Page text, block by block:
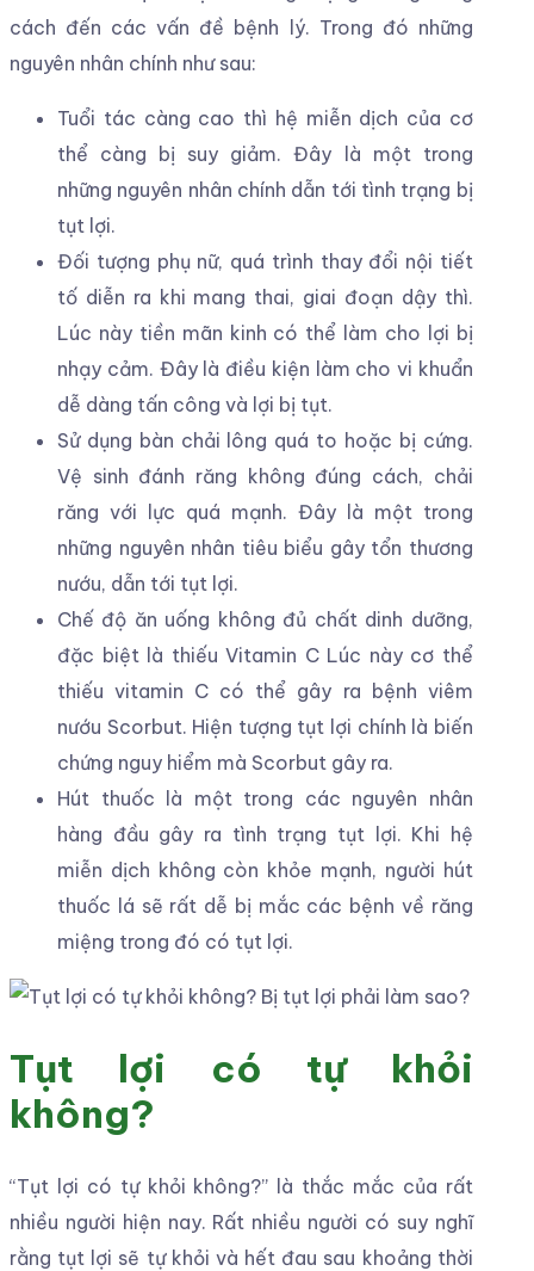
cách đến các vấn đề bệnh lý. Trong đó những
nguyên nhân chính như sau:
Tuổi tác càng cao thì hệ miễn dịch của cơ
thể càng bị suy giảm. Đây là một trong
những nguyên nhân chính dẫn tới tình trạng bị
tụt lợi.
Đối tượng phụ nữ, quá trình thay đổi nội tiết
tố diễn ra khi mang thai, giai đoạn dậy thì.
Lúc này tiền mãn kinh có thể làm cho lợi bị
nhạy cảm. Đây là điều kiện làm cho vi khuẩn
dễ dàng tấn công và lợi bị tụt.
Sử dụng bàn chải lông quá to hoặc bị cứng.
Vệ sinh đánh răng không đúng cách, chải
răng với lực quá mạnh. Đây là một trong
những nguyên nhân tiêu biểu gây tổn thương
nướu, dẫn tới tụt lợi.
Chế độ ăn uống không đủ chất dinh dưỡng,
đặc biệt là thiếu Vitamin C Lúc này cơ thể
thiếu vitamin C có thể gây ra bệnh viêm
nướu Scorbut. Hiện tượng tụt lợi chính là biến
chứng nguy hiểm mà Scorbut gây ra.
Hút thuốc là một trong các nguyên nhân
hàng đầu gây ra tình trạng tụt lợi. Khi hệ
miễn dịch không còn khỏe mạnh, người hút
thuốc lá sẽ rất dễ bị mắc các bệnh về răng
miệng trong đó có tụt lợi.
Tụt lợi có tự khỏi
không?
“Tụt lợi có tự khỏi không?” là thắc mắc của rất
nhiều người hiện nay. Rất nhiều người có suy nghĩ
rằng tụt lợi sẽ tự khỏi và hết đau sau khoảng thời